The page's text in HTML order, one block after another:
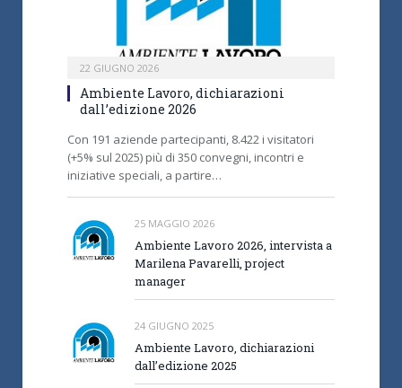
22 GIUGNO 2026
Ambiente Lavoro, dichiarazioni
dall’edizione 2026
Con 191 aziende partecipanti, 8.422 i visitatori
(+5% sul 2025) più di 350 convegni, incontri e
iniziative speciali, a partire…
25 MAGGIO 2026
Ambiente Lavoro 2026, intervista a
Marilena Pavarelli, project
manager
24 GIUGNO 2025
Ambiente Lavoro, dichiarazioni
dall’edizione 2025